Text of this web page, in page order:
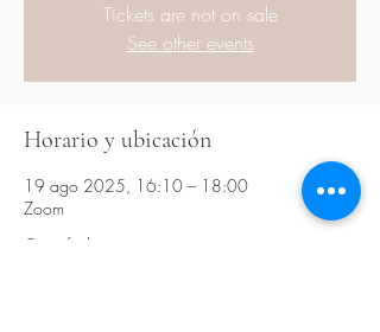
Tickets are not on sale
See other events
Horario y ubicación
19 ago 2025, 16:10 – 18:00
Zoom
Otras fechas